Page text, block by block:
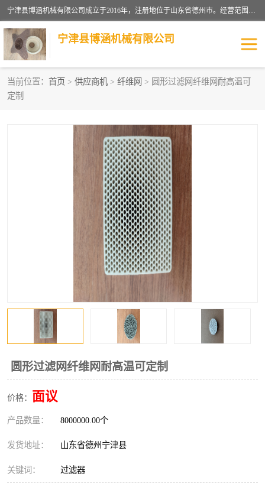
宁津县博涵机械有限公司成立于2016年，注册地位于山东省德州市。经营范围包括：机械设备研发、生产及销售，铸造用造型材料生产、销售，玻璃纤维及制品制造、销售，汽车零配件零售，机械零件、零部件加工，机械零件、零部件销售等；主要产品有：纤维过滤网,陶瓷过滤器,泡沫陶瓷过滤器,耐高温纤维过滤器,铸铁过滤器,铸铜过滤网,铸铝过滤网,铝轮毂过滤网,高效过滤网,高效陶瓷过滤网,高效纤维过滤网。
宁津县博涵机械有限公司
当前位置： 首页 > 供应商机 > 纤维网 > 圆形过滤网纤维网耐高温可
定制
圆形过滤网纤维网耐高温可定制
价格： 面议
产品数量： 8000000.00个
发货地址： 山东省德州宁津县
关键词： 过滤器
过滤网
挡渣棉
避脏网